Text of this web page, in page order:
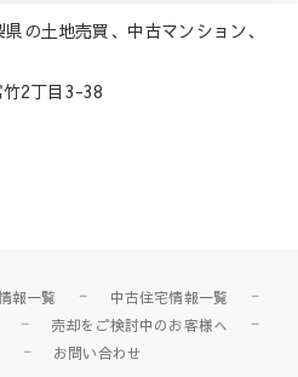
の土地売買、中古マンション、
2丁目3-38
報一覧
中古住宅情報一覧
売却をご検討中のお客様へ
お問い合わせ